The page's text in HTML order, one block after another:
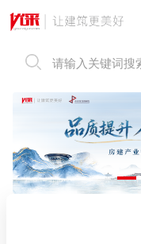
活动预告 绿链行动 低
活动预告 澳标、渠道
速报名！建